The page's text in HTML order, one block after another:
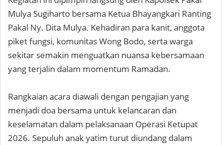
Mulya Sugiharto bersama Ketua Bhayangkari Ranting
Pakal Ny. Dita Mulya. Kehadiran para kanit, anggota
piket fungsi, komunitas Wong Bodo, serta warga
sekitar semakin menguatkan nuansa kebersamaan
yang terjalin dalam momentum Ramadan.
Rangkaian acara diawali dengan pengajian yang
menjadi doa bersama untuk kelancaran dan
keselamatan dalam pelaksanaan Operasi Ketupat
2026. Sepuluh anak yatim turut diundang dalam